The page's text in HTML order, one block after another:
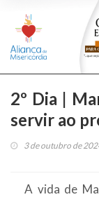
2º Dia |
servir ao
3 de outubro de
A vida de